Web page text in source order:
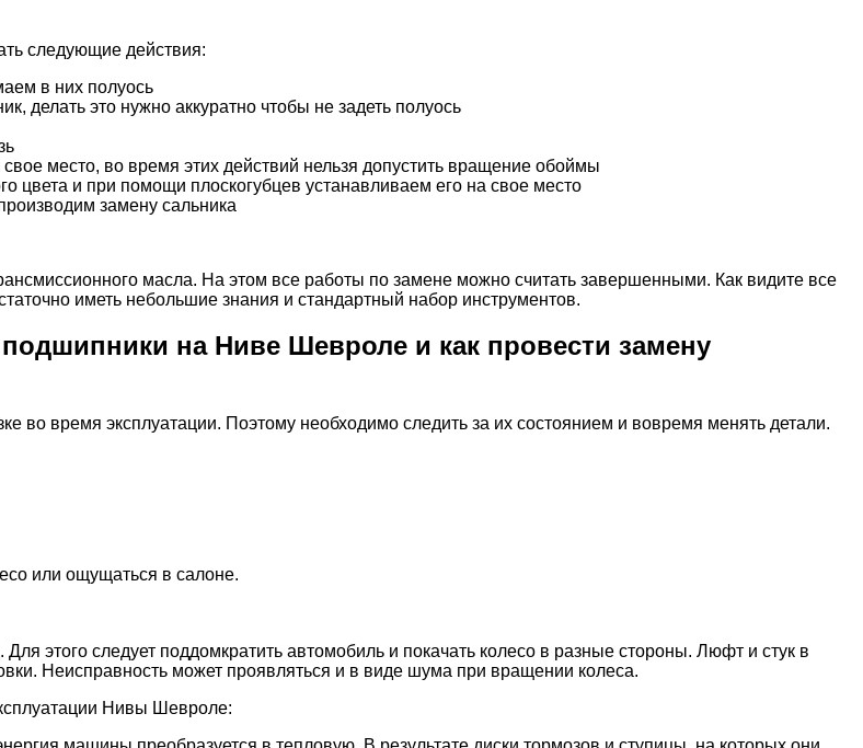
следующие действия:
в них полуось
делать это нужно аккуратно чтобы не задеть полуось
место, во время этих действий нельзя допустить вращение обоймы
цвета и при помощи плоскогубцев устанавливаем его на свое место
замену сальника
масла. На этом все работы по замене можно считать завершенными. Как видите все
иметь небольшие знания и стандартный набор инструментов.
на Ниве Шевроле и как провести замену
время эксплуатации. Поэтому необходимо следить за их состоянием и вовремя менять детали.
или ощущаться в салоне.
этого следует поддомкратить автомобиль и покачать колесо в разные стороны. Люфт и стук в
Неисправность может проявляться и в виде шума при вращении колеса.
Нивы Шевроле: